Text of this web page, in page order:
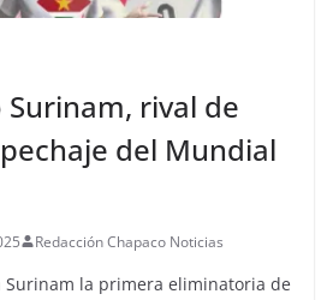
Surinam, rival de
del Mundial
Redacción Chapaco Noticias
Surinam la primera eliminatoria de